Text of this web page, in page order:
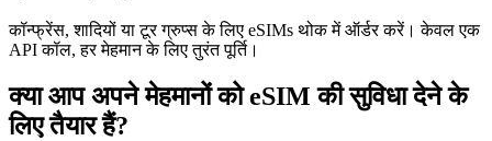
कॉन्फ्रेंस, शादियों या टूर ग्रुप्स के लिए eSIMs थोक में ऑर्डर करें। केवल एक
API कॉल, हर मेहमान के लिए तुरंत पूर्ति।
क्या आप अपने मेहमानों को eSIM की सुविधा देने के
लिए तैयार हैं?